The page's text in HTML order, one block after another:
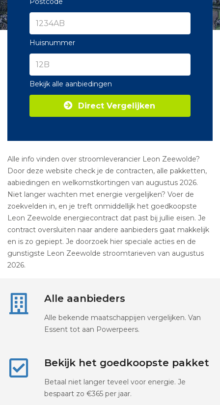
Huisnummer
Bekijk alle aanbiedingen
Direct Vergelijken
Alle info vinden over stroomleverancier Leon Zeewolde?
Door deze website check je de contracten, alle pakketten,
aabiedingen en welkomstkortingen van augustus 2026.
Niet langer wachten met energie vergelijken? Voer de
zoekvelden in, en je treft onmiddellijk het goedkoopste
Leon Zeewolde energiecontract dat past bij jullie eisen. Je
contract oversluiten naar andere aanbieders gaat makkelijk
en is zo gepiept. Je doorzoek hier speciale acties en de
gunstigste Leon Zeewolde stroomtarieven van augustus
2026.
Alle aanbieders
Alle bekende maatschappijen vergelijken. Van
Essent tot aan Powerpeers.
Bekijk het goedkoopste pakket
Betaal niet langer teveel voor energie. Je
bespaart zo €365 per jaar.